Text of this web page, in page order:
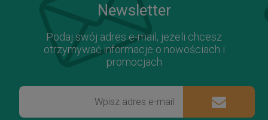
Newsletter
Podaj swój adres e-mail, jeżeli chcesz
otrzymywać informacje o nowościach i
promocjach